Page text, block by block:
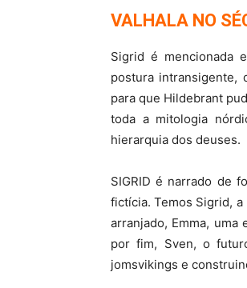
VALHALA NO
Sigrid é mencionada
postura intransigente,
para que Hildebrant
toda a mitologia
hierarquia dos deuses.
SIGRID é narrado de
fictícia. Temos Sigrid,
arranjado, Emma,
por fim, Sven, o
jomsvikings e